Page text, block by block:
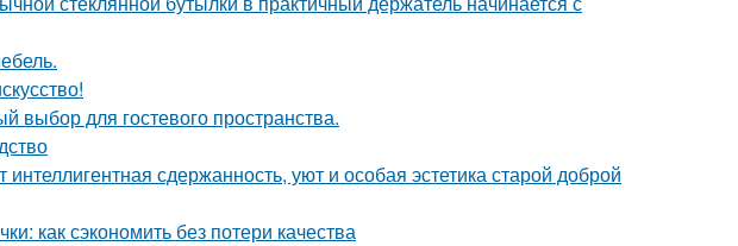
выбор для гостевого пространства.
сдержанность, уют и особая эстетика старой доброй
как сэкономить без потери качества